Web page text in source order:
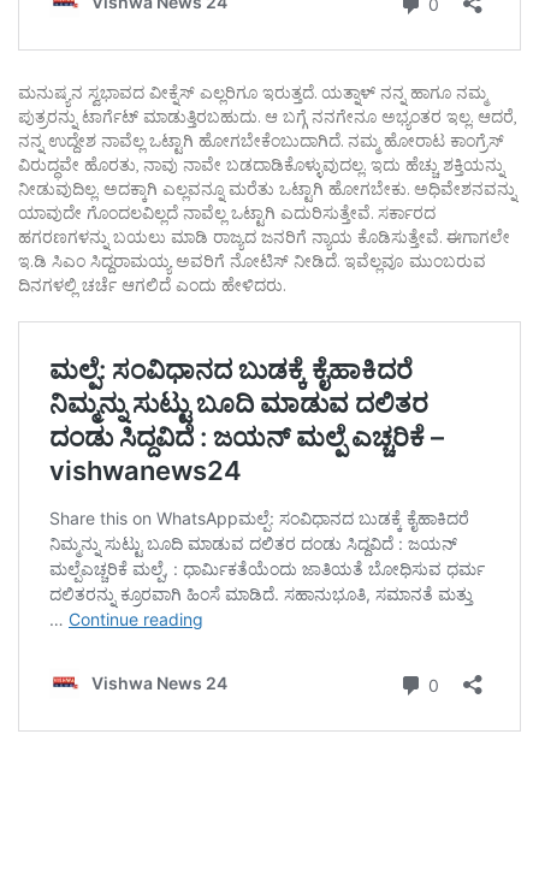
ಮನುಷ್ಯನ ಸ್ವಭಾವದ ವೀಕ್ನೆಸ್ ಎಲ್ಲರಿಗೂ ಇರುತ್ತದೆ.‌ ಯತ್ನಾಳ್​ ನನ್ನ ಹಾಗೂ ನಮ್ಮ
ಪುತ್ರರನ್ನು ಟಾರ್ಗೆಟ್ ಮಾಡುತ್ತಿರಬಹುದು. ಆ ಬಗ್ಗೆ ನನಗೇನೂ ಅಭ್ಯಂತರ ಇಲ್ಲ. ಆದರೆ,
ನನ್ನ ಉದ್ದೇಶ ನಾವೆಲ್ಲ ಒಟ್ಟಾಗಿ ಹೋಗಬೇಕೆಂಬುದಾಗಿದೆ. ನಮ್ಮ ಹೋರಾಟ ಕಾಂಗ್ರೆಸ್
ವಿರುದ್ಧವೇ ಹೊರತು, ನಾವು ನಾವೇ ಬಡದಾಡಿಕೊಳ್ಳುವುದಲ್ಲ. ಇದು ಹೆಚ್ಚು ಶಕ್ತಿಯನ್ನು
ನೀಡುವುದಿಲ್ಲ. ಅದಕ್ಕಾಗಿ ಎಲ್ಲವನ್ನೂ ಮರೆತು ಒಟ್ಟಾಗಿ ಹೋಗಬೇಕು. ಅಧಿವೇಶನವನ್ನು
ಯಾವುದೇ ಗೊಂದಲವಿಲ್ಲದೆ ನಾವೆಲ್ಲ ಒಟ್ಟಾಗಿ ಎದುರಿಸುತ್ತೇವೆ. ಸರ್ಕಾರದ
ಹಗರಣಗಳನ್ನು ಬಯಲು ಮಾಡಿ ರಾಜ್ಯದ ಜನರಿಗೆ ನ್ಯಾಯ ಕೊಡಿಸುತ್ತೇವೆ. ಈಗಾಗಲೇ
ಇ.ಡಿ ಸಿಎಂ ಸಿದ್ದರಾಮಯ್ಯ ಅವರಿಗೆ ನೋಟಿಸ್ ನೀಡಿದೆ.‌ ಇವೆಲ್ಲವೂ ಮುಂಬರುವ
ದಿನಗಳಲ್ಲಿ ಚರ್ಚೆ ಆಗಲಿದೆ ಎಂದು ಹೇಳಿದರು.